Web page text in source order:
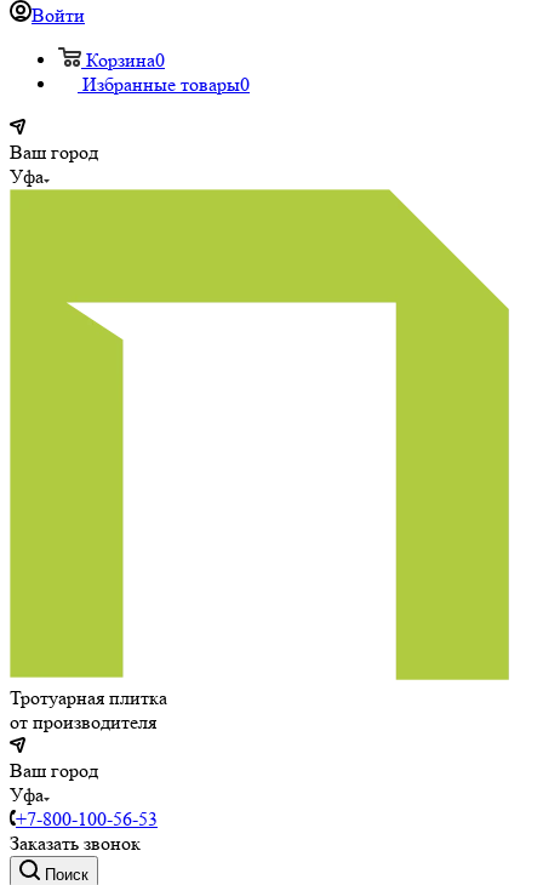
Войти
Корзина0
Избранные товары0
Ваш город
Уфа
Тротуарная плитка
от производителя
Ваш город
Уфа
+7-800-100-56-53
Заказать звонок
Поиск